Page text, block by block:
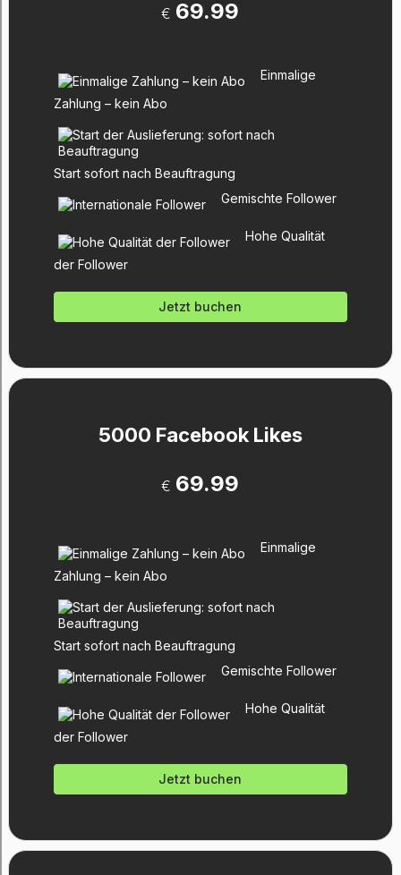
€ 69.99
Einmalige
Zahlung – kein Abo
Start sofort nach Beauftragung
Gemischte Follower
Hohe Qualität
der Follower
Jetzt buchen
5000 Facebook Likes
€ 69.99
Einmalige
Zahlung – kein Abo
Start sofort nach Beauftragung
Gemischte Follower
Hohe Qualität
der Follower
Jetzt buchen